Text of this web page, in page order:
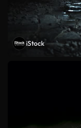
iStock